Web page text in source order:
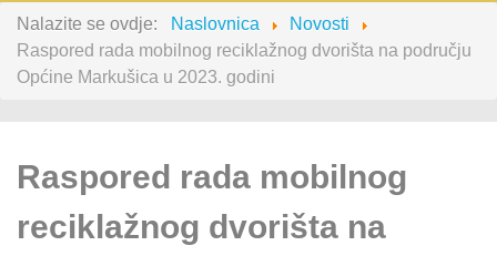
Nalazite se ovdje: Naslovnica
Novosti
Raspored rada mobilnog reciklažnog dvorišta na području
Općine Markušica u 2023. godini
Raspored rada mobilnog
reciklažnog dvorišta na